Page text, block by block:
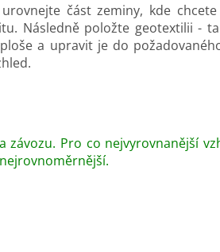
část zeminy, kde
Následně položte geotextilii -
a upravit je do
Pro co nejvyrovnanější